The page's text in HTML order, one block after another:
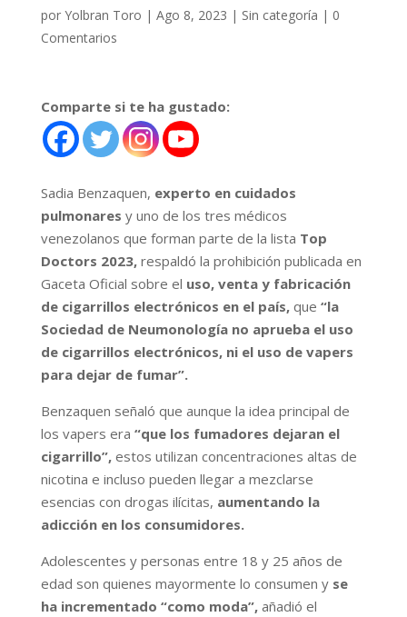
por Yolbran Toro | Ago 8, 2023 | Sin categoría | 0
Comentarios
Comparte si te ha gustado:
Sadia Benzaquen, experto en cuidados
pulmonares y uno de los tres médicos
venezolanos que forman parte de la lista Top
Doctors 2023,respaldó la prohibición publicada en
Gaceta Oficial sobre el uso, venta y fabricación
de cigarrillos electrónicos en el país,que “la
Sociedad de Neumonología no aprueba el uso
de cigarrillos electrónicos, ni el uso de vapers
para dejar de fumar”.
Benzaquen señaló que aunque la idea principal de
los vapers era “que los fumadores dejaran el
cigarrillo”, estos utilizan concentraciones altas de
nicotina e incluso pueden llegar a mezclarse
esencias con drogas ilícitas, aumentando la
adicción en los consumidores.
Adolescentes y personas entre 18 y 25 años de
edad son quienes mayormente lo consumen yse
ha incrementado “como moda”,añadió el